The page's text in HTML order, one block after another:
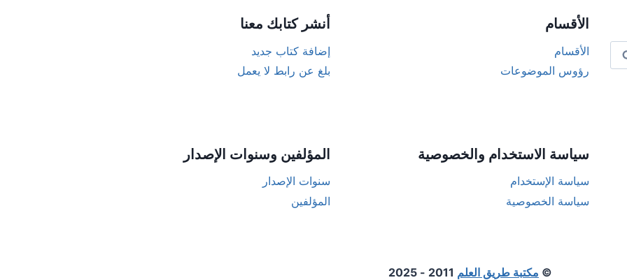
الأقسام
الأقسام
رؤوس الموضوعات
أنشر كتابك معنا
إضافة كتاب جديد
بلغ عن رابط لا يعمل
سياسة الاستخدام والخصوصية
سياسة الإستخدام
سياسة الخصوصية
المؤلفين وسنوات الإصدار
سنوات الإصدار
المؤلفين
© مكتبة طريق العلم